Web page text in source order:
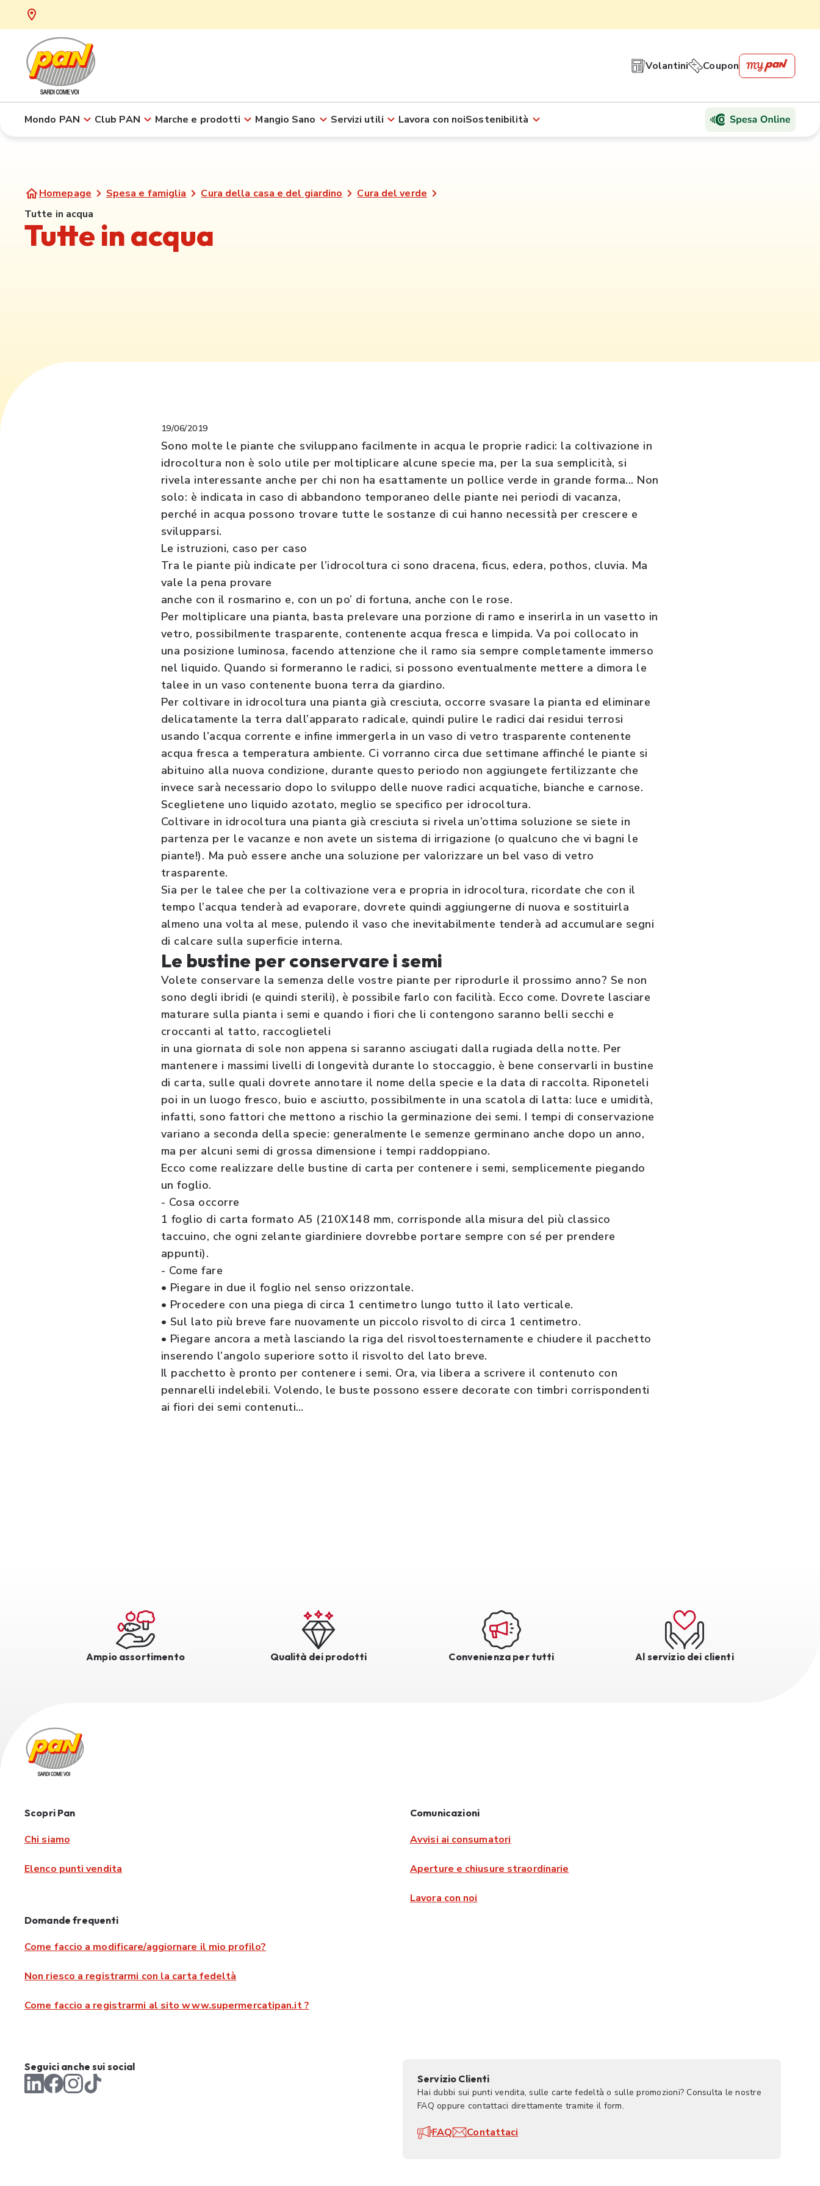
Volantini Coupon
Mondo PAN Club PAN Marche e prodotti Mangio Sano Servizi utili Lavora con noiSostenibilità
Homepage Spesa e famiglia Cura della casa e del giardino
Cura del verde
Tutte in acqua
Tutte in acqua
19/06/2019
Sono molte le piante che sviluppano facilmente in acqua le proprie radici: la coltivazione in
idrocoltura non è solo utile per moltiplicare alcune specie ma, per la sua semplicità, si
rivela interessante anche per chi non ha esattamente un pollice verde in grande forma... Non
solo: è indicata in caso di abbandono temporaneo delle piante nei periodi di vacanza,
perché in acqua possono trovare tutte le sostanze di cui hanno necessità per crescere e
svilupparsi.
Le istruzioni, caso per caso
Tra le piante più indicate per l’idrocoltura ci sono dracena, ficus, edera, pothos, cluvia. Ma
vale la pena provare
anche con il rosmarino e, con un po’ di fortuna, anche con le rose.
Per moltiplicare una pianta, basta prelevare una porzione di ramo e inserirla in un vasetto in
vetro, possibilmente trasparente, contenente acqua fresca e limpida. Va poi collocato in
una posizione luminosa, facendo attenzione che il ramo sia sempre completamente immerso
nel liquido. Quando si formeranno le radici, si possono eventualmente mettere a dimora le
talee in un vaso contenente buona terra da giardino.
Per coltivare in idrocoltura una pianta già cresciuta, occorre svasare la pianta ed eliminare
delicatamente la terra dall’apparato radicale, quindi pulire le radici dai residui terrosi
usando l’acqua corrente e infine immergerla in un vaso di vetro trasparente contenente
acqua fresca a temperatura ambiente. Ci vorranno circa due settimane affinché le piante si
abituino alla nuova condizione, durante questo periodo non aggiungete fertilizzante che
invece sarà necessario dopo lo sviluppo delle nuove radici acquatiche, bianche e carnose.
Sceglietene uno liquido azotato, meglio se specifico per idrocoltura.
Coltivare in idrocoltura una pianta già cresciuta si rivela un’ottima soluzione se siete in
partenza per le vacanze e non avete un sistema di irrigazione (o qualcuno che vi bagni le
piante!). Ma può essere anche una soluzione per valorizzare un bel vaso di vetro
trasparente.
Sia per le talee che per la coltivazione vera e propria in idrocoltura, ricordate che con il
tempo l’acqua tenderà ad evaporare, dovrete quindi aggiungerne di nuova e sostituirla
almeno una volta al mese, pulendo il vaso che inevitabilmente tenderà ad accumulare segni
di calcare sulla superficie interna.
Le bustine per conservare i semi
Volete conservare la semenza delle vostre piante per riprodurle il prossimo anno? Se non
sono degli ibridi (e quindi sterili), è possibile farlo con facilità. Ecco come. Dovrete lasciare
maturare sulla pianta i semi e quando i fiori che li contengono saranno belli secchi e
croccanti al tatto, raccoglieteli
in una giornata di sole non appena si saranno asciugati dalla rugiada della notte. Per
mantenere i massimi livelli di longevità durante lo stoccaggio, è bene conservarli in bustine
di carta, sulle quali dovrete annotare il nome della specie e la data di raccolta. Riponeteli
poi in un luogo fresco, buio e asciutto, possibilmente in una scatola di latta: luce e umidità,
infatti, sono fattori che mettono a rischio la germinazione dei semi. I tempi di conservazione
variano a seconda della specie: generalmente le semenze germinano anche dopo un anno,
ma per alcuni semi di grossa dimensione i tempi raddoppiano.
Ecco come realizzare delle bustine di carta per contenere i semi, semplicemente piegando
un foglio.
- Cosa occorre
1 foglio di carta formato A5 (210X148 mm, corrisponde alla misura del più classico
taccuino, che ogni zelante giardiniere dovrebbe portare sempre con sé per prendere
appunti).
- Come fare
• Piegare in due il foglio nel senso orizzontale.
• Procedere con una piega di circa 1 centimetro lungo tutto il lato verticale.
• Sul lato più breve fare nuovamente un piccolo risvolto di circa 1 centimetro.
• Piegare ancora a metà lasciando la riga del risvoltoesternamente e chiudere il pacchetto
inserendo l’angolo superiore sotto il risvolto del lato breve.
Il pacchetto è pronto per contenere i semi. Ora, via libera a scrivere il contenuto con
pennarelli indelebili. Volendo, le buste possono essere decorate con timbri corrispondenti
ai fiori dei semi contenuti…
Ampio assortimento Qualità dei prodotti Convenienza per tutti Al servizio dei clienti
Scopri Pan
Chi siamo
Elenco punti vendita
Comunicazioni
Avvisi ai consumatori
Aperture e chiusure straordinarie
Lavora con noi
Domande frequenti
Come faccio a modificare/aggiornare il mio profilo?
Non riesco a registrarmi con la carta fedeltà
Come faccio a registrarmi al sito www.supermercatipan.it ?
Seguici anche sui social
Servizio Clienti
Hai dubbi sui punti vendita, sulle carte fedeltà o sulle promozioni? Consulta le nostre
FAQ oppure contattaci direttamente tramite il form.
FAQ Contattaci